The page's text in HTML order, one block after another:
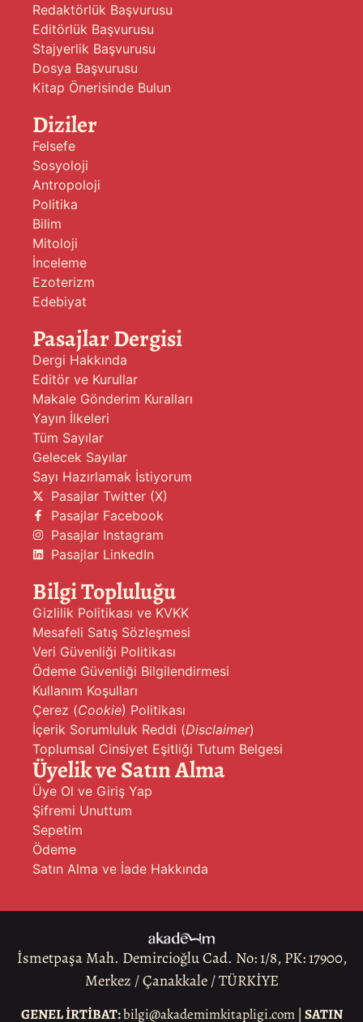
Redaktörlük Başvurusu
Editörlük Başvurusu
Stajyerlik Başvurusu
Dosya Başvurusu
Kitap Önerisinde Bulun
Diziler
Felsefe
Sosyoloji
Antropoloji
Politika
Bilim
Mitoloji
İnceleme
Ezoterizm
Edebiyat
Pasajlar Dergisi
Dergi Hakkında
Editör ve Kurullar
Makale Gönderim Kuralları
Yayın İlkeleri
Tüm Sayılar
Gelecek Sayılar
Sayı Hazırlamak İstiyorum
Pasajlar Twitter (X)
Pasajlar Facebook
Pasajlar Instagram
Pasajlar LinkedIn
Bilgi Topluluğu
Gizlilik Politikası ve KVKK
Mesafeli Satış Sözleşmesi
Veri Güvenliği Politikası
Ödeme Güvenliği Bilgilendirmesi
Kullanım Koşulları
Çerez (Cookie) Politikası
İçerik Sorumluluk Reddi (Disclaimer)
Toplumsal Cinsiyet Eşitliği Tutum Belgesi
Üyelik ve Satın Alma
Üye Ol ve Giriş Yap
Şifremi Unuttum
Sepetim
Ödeme
Satın Alma ve İade Hakkında
İsmetpaşa Mah. Demircioğlu Cad. No: 1/8, PK: 17900,
Merkez / Çanakkale / TÜRKİYE
GENEL İRTİBAT:bilgi@akademimkitapligi.com | SATIN